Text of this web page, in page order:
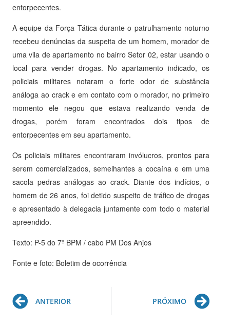
entorpecentes.
A equipe da Força Tática durante o patrulhamento noturno
recebeu denúncias da suspeita de um homem, morador de
uma vila de apartamento no bairro Setor 02, estar usando o
local para vender drogas. No apartamento indicado, os
policiais militares notaram o forte odor de substância
análoga ao crack e em contato com o morador, no primeiro
momento ele negou que estava realizando venda de
drogas, porém foram encontrados dois tipos de
entorpecentes em seu apartamento.
Os policiais militares encontraram invólucros, prontos para
serem comercializados, semelhantes a cocaína e em uma
sacola pedras análogas ao crack. Diante dos indícios, o
homem de 26 anos, foi detido suspeito de tráfico de drogas
e apresentado à delegacia juntamente com todo o material
apreendido.
Texto: P-5 do 7º BPM / cabo PM Dos Anjos
Fonte e foto: Boletim de ocorrência
Prev
ANTERIOR PRÓXIMO